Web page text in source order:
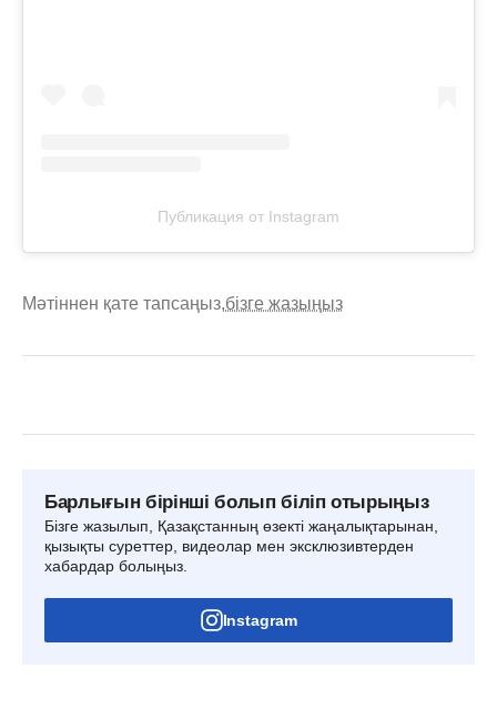
Публикация от Instagram
Мәтіннен қате тапсаңыз,бізге жазыңыз
Барлығын бірінші болып біліп отырыңыз
Бізге жазылып, Қазақстанның өзекті жаңалықтарынан,
қызықты суреттер, видеолар мен эксклюзивтерден
хабардар болыңыз.
Instagram